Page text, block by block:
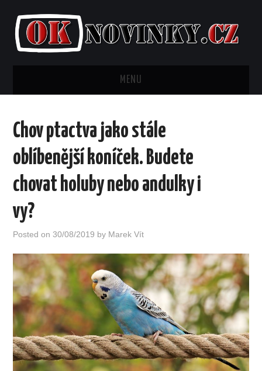
MENU
BYDLENÍ
MÓDA
PODNIKÁNÍ
SPORT
TECHNIKA
Chov ptactva jako stále
oblíbenější koníček. Budete
chovat holuby nebo andulky i
vy?
Posted on30/08/2019 by Marek Vít